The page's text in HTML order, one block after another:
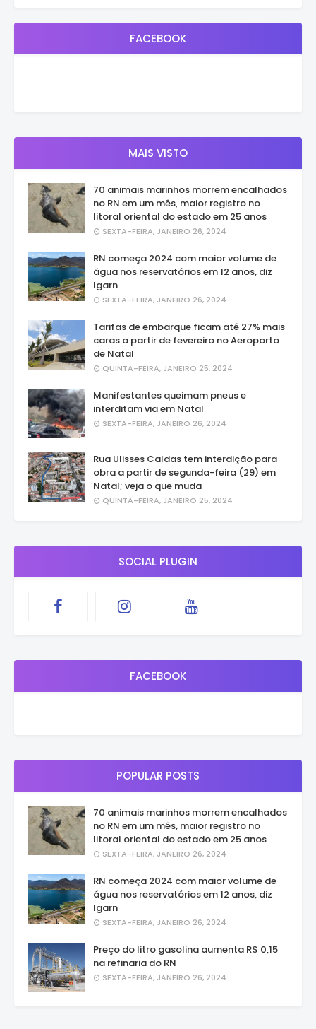
FACEBOOK
MAIS VISTO
70 animais marinhos morrem encalhados
no RN em um mês, maior registro no
litoral oriental do estado em 25 anos
SEXTA-FEIRA, JANEIRO 26, 2024
RN começa 2024 com maior volume de
água nos reservatórios em 12 anos, diz
Igarn
SEXTA-FEIRA, JANEIRO 26, 2024
Tarifas de embarque ficam até 27% mais
caras a partir de fevereiro no Aeroporto
de Natal
QUINTA-FEIRA, JANEIRO 25, 2024
Manifestantes queimam pneus e
interditam via em Natal
SEXTA-FEIRA, JANEIRO 26, 2024
Rua Ulisses Caldas tem interdição para
obra a partir de segunda-feira (29) em
Natal; veja o que muda
QUINTA-FEIRA, JANEIRO 25, 2024
SOCIAL PLUGIN
FACEBOOK
POPULAR POSTS
70 animais marinhos morrem encalhados
no RN em um mês, maior registro no
litoral oriental do estado em 25 anos
SEXTA-FEIRA, JANEIRO 26, 2024
RN começa 2024 com maior volume de
água nos reservatórios em 12 anos, diz
Igarn
SEXTA-FEIRA, JANEIRO 26, 2024
Preço do litro gasolina aumenta R$ 0,15
na refinaria do RN
SEXTA-FEIRA, JANEIRO 26, 2024